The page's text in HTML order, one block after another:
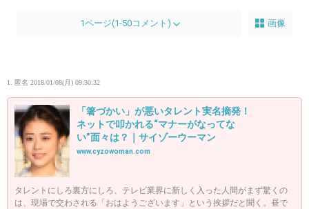
1ページ(1-50コメント) 画像
1. 匿名 2018/01/08(月) 09:30:32
「箸づかい」が悪いタレント実名摘発！
ネットで叩かれる“マナーがなってな
い”面々は？｜サイゾーウーマン
www.cyzowoman.com
タレントにしろ裏方にしろ、テレビ業界に新しく入った人間がまず驚くの
は、現場で交わされる「おはようございます」という挨拶だと聞く。昼で